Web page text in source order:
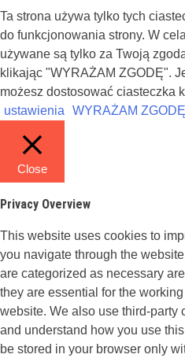
Ta strona używa tylko tych
do funkcjonowania strony. W
używane są tylko za Twoją
klikając "WYRAŻAM ZGODĘ".
możesz dostosować ciasteczka
ustawienia
WYRAŻAM ZGODĘ
Close
Privacy Overview
This website uses cookies to
you navigate through the
are categorized as necessary
they are essential for the
website. We also use third-party
and understand how you use
be stored in your browser only